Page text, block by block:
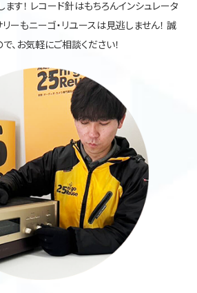
す！ レコード針はもちろんインシュレータ
ーもニーゴ・リユースは見逃しません！ 誠
、お気軽にご相談ください！